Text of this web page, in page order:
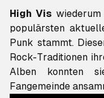
High Vis
populärsten
Punk stammt.
Rock-Traditionen
Alben konnten
Fangemeinde